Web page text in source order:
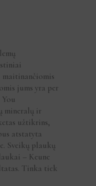
jums yra per
mineralų ir
užtikrins,
atstatyta
Sveikų plaukų
– Keune
Tinka tiek